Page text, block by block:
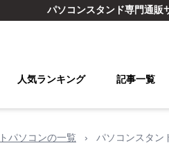
パソコンスタンド専門通販
人気ランキング 記事一覧
パソコンの一覧 › パソコンスタン